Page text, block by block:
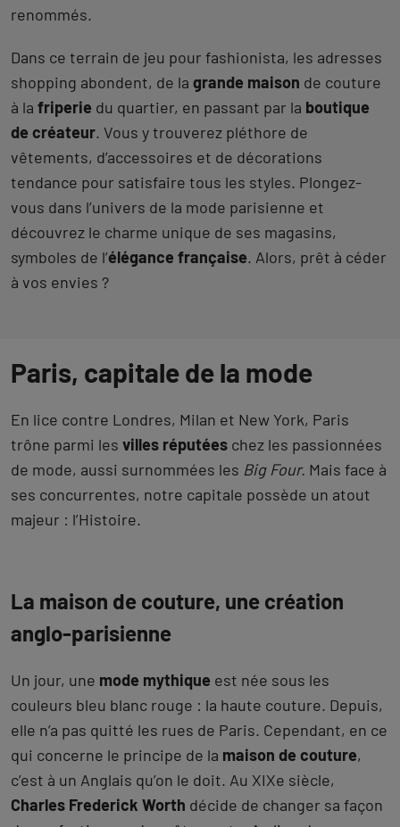
renommés.
Dans ce terrain de jeu pour fashionista, les adresses
shopping abondent, de la grande maison de couture
à la friperie du quartier, en passant par la boutique
de créateur. Vous y trouverez pléthore de
vêtements, d’accessoires et de décorations
tendance pour satisfaire tous les styles. Plongez-
vous dans l’univers de la mode parisienne et
découvrez le charme unique de ses magasins,
symboles de l’élégance française. Alors, prêt à céder
à vos envies ?
Paris, capitale de la mode
En lice contre Londres, Milan et New York, Paris
trône parmi les villes réputées chez les passionnées
de mode, aussi surnommées les Big Four. Mais face à
ses concurrentes, notre capitale possède un atout
majeur : l’Histoire.
La maison de couture, une création
anglo-parisienne
Un jour, une mode mythique est née sous les
couleurs bleu blanc rouge : la haute couture. Depuis,
elle n’a pas quitté les rues de Paris. Cependant, en ce
qui concerne le principe de la maison de couture,
c’est à un Anglais qu’on le doit. Au XIXe siècle,
Charles Frederick Worth décide de changer sa façon